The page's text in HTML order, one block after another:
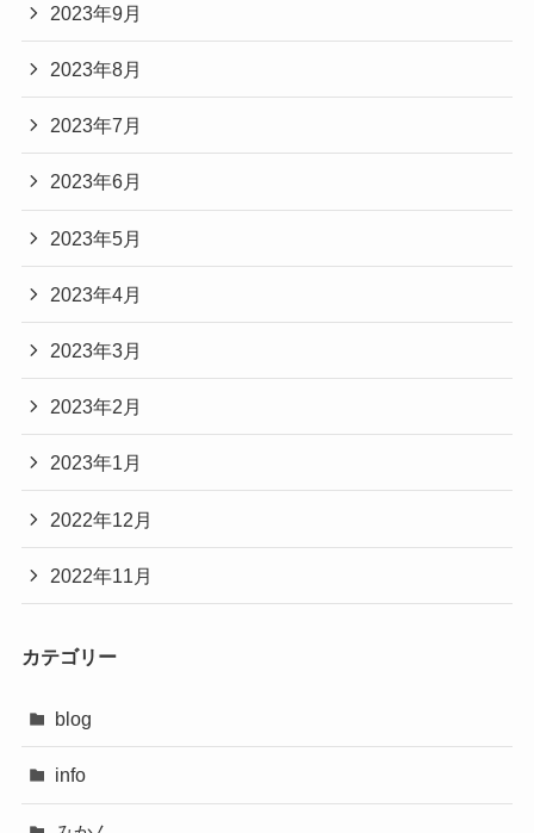
2023年9月
2023年8月
2023年7月
2023年6月
2023年5月
2023年4月
2023年3月
2023年2月
2023年1月
2022年12月
2022年11月
カテゴリー
blog
info